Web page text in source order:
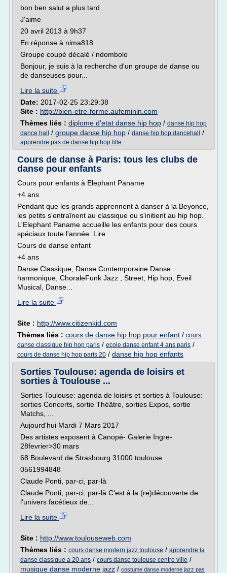
bon ben salut a plus tard
J'aime
20 avril 2013 à 9h37
En réponse à nima818
Groupe coupé décalé / ndombolo
Bonjour, je suis à la recherche d'un groupe de danse ou
de danseuses pour...
Lire la suite
Date: 2017-02-25 23:29:38
Site : http://bien-etre-forme.aufeminin.com
Thèmes liés : diplome d'etat danse hip hop / danse hip hop
dance hall
/ groupe danse hip hop / danse hip hop dancehall /
apprendre pas de danse hip hop fille
Cours de danse à Paris: tous les clubs de
danse pour enfants
Cours pour enfants à Elephant Paname
+4 ans
Pendant que les grands apprennent à danser à la Beyonce,
les petits s'entraînent au classique ou s'initient au hip hop.
L'Elephant Paname accueille les enfants pour des cours
spéciaux toute l'année. Lire
Cours de danse enfant
+4 ans
Danse Classique, Danse Contemporaine Danse
harmonique, ChoraleFunk Jazz , Street, Hip hop, Eveil
Musical, Danse...
Lire la suite
Site : http://www.citizenkid.com
Thèmes liés : cours de danse hip hop pour enfant / cours
danse classique hip hop paris / ecole danse enfant 4 ans paris /
cours de danse hip hop paris 20 / danse hip hop enfants
Sorties Toulouse: agenda de loisirs et
sorties à Toulouse ...
Sorties Toulouse: agenda de loisirs et sorties à Toulouse:
sorties Concerts, sortie Théâtre, sorties Expos, sortie
Matchs, ...
Aujourd'hui Mardi 7 Mars 2017
Des artistes exposent à Canopé- Galerie Ingre-
28fevrier>30 mars
68 Boulevard de Strasbourg 31000 toulouse
0561994848
Claude Ponti, par-ci, par-là
Claude Ponti, par-ci, par-là C'est à la (re)découverte de
l'univers facétieux de...
Lire la suite
Site : http://www.toulouseweb.com
Thèmes liés : cours danse modern jazz toulouse / apprendre la
danse classique a 20 ans / cours danse toulouse centre ville /
musique danse moderne jazz / costume danse moderne jazz pas